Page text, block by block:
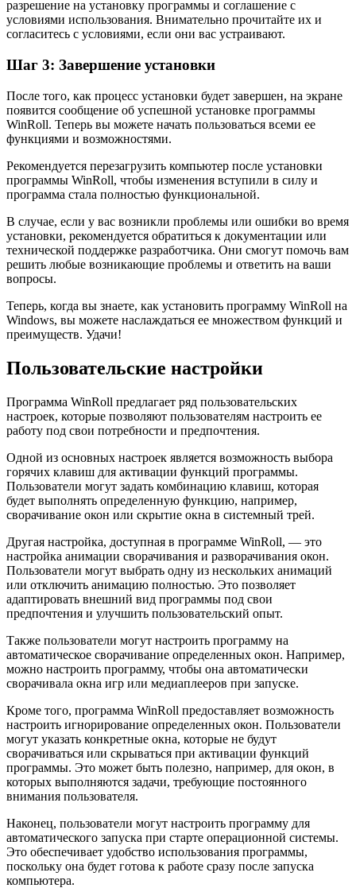
разрешение на установку программы и соглашение с
условиями использования. Внимательно прочитайте их и
согласитесь с условиями, если они вас устраивают.
Шаг 3: Завершение установки
После того, как процесс установки будет завершен, на экране
появится сообщение об успешной установке программы
WinRoll. Теперь вы можете начать пользоваться всеми ее
функциями и возможностями.
Рекомендуется перезагрузить компьютер после установки
программы WinRoll, чтобы изменения вступили в силу и
программа стала полностью функциональной.
В случае, если у вас возникли проблемы или ошибки во время
установки, рекомендуется обратиться к документации или
технической поддержке разработчика. Они смогут помочь вам
решить любые возникающие проблемы и ответить на ваши
вопросы.
Теперь, когда вы знаете, как установить программу WinRoll на
Windows, вы можете наслаждаться ее множеством функций и
преимуществ. Удачи!
Пользовательские настройки
Программа WinRoll предлагает ряд пользовательских
настроек, которые позволяют пользователям настроить ее
работу под свои потребности и предпочтения.
Одной из основных настроек является возможность выбора
горячих клавиш для активации функций программы.
Пользователи могут задать комбинацию клавиш, которая
будет выполнять определенную функцию, например,
сворачивание окон или скрытие окна в системный трей.
Другая настройка, доступная в программе WinRoll, — это
настройка анимации сворачивания и разворачивания окон.
Пользователи могут выбрать одну из нескольких анимаций
или отключить анимацию полностью. Это позволяет
адаптировать внешний вид программы под свои
предпочтения и улучшить пользовательский опыт.
Также пользователи могут настроить программу на
автоматическое сворачивание определенных окон. Например,
можно настроить программу, чтобы она автоматически
сворачивала окна игр или медиаплееров при запуске.
Кроме того, программа WinRoll предоставляет возможность
настроить игнорирование определенных окон. Пользователи
могут указать конкретные окна, которые не будут
сворачиваться или скрываться при активации функций
программы. Это может быть полезно, например, для окон, в
которых выполняются задачи, требующие постоянного
внимания пользователя.
Наконец, пользователи могут настроить программу для
автоматического запуска при старте операционной системы.
Это обеспечивает удобство использования программы,
поскольку она будет готова к работе сразу после запуска
компьютера.